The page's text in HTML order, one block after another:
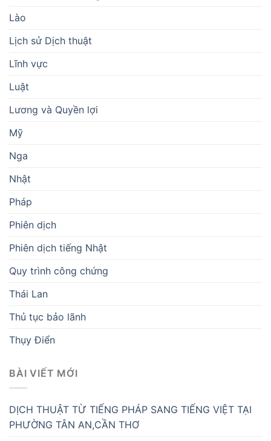
Lào
Lịch sử Dịch thuật
Lĩnh vực
Luật
Lương và Quyền lợi
Mỹ
Nga
Nhật
Pháp
Phiên dịch
Phiên dịch tiếng Nhật
Quy trình công chứng
Thái Lan
Thủ tục bảo lãnh
Thụy Điển
BÀI VIẾT MỚI
DỊCH THUẬT TỪ TIẾNG PHÁP SANG TIẾNG VIỆT TẠI
PHƯỜNG TÂN AN,CẦN THƠ